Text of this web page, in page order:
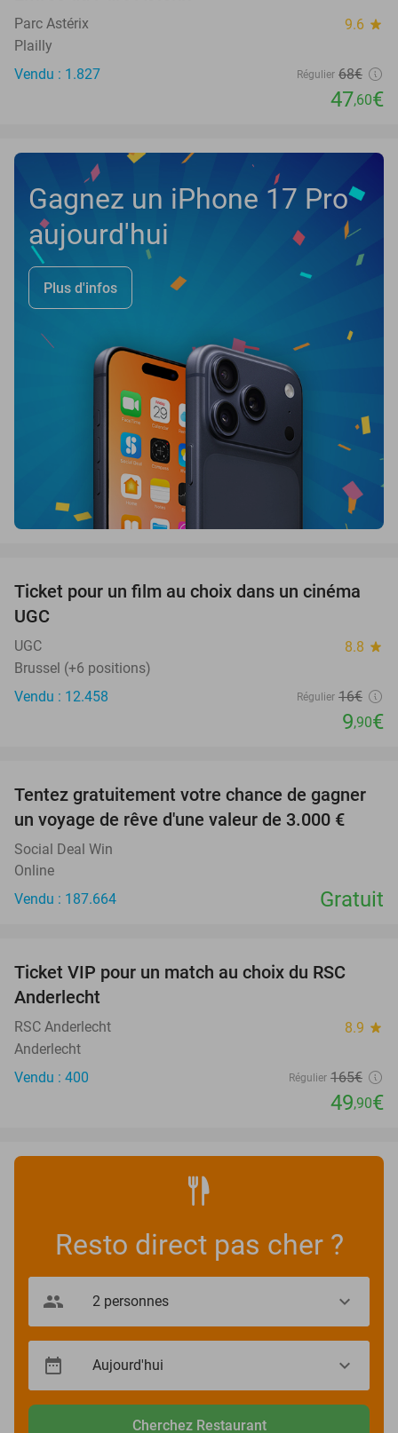
TODAY
Parc Astérix 9.6 star
Plailly
Vendu : 1.827
Régulier 68€
47,60€
Gagnez un iPhone 17 Pro
aujourd'hui
Plus d'infos
38%
Ticket pour un film au choix dans un cinéma
UGC
UGC 8.8 star
Brussel (+6 positions)
Vendu : 12.458
Régulier 16€
9,90€
Tentez gratuitement votre chance de gagner
un voyage de rêve d'une valeur de 3.000 €
Social Deal Win
Online
Vendu : 187.664
Gratuit
70%
OUT
Ticket VIP pour un match au choix du RSC
Anderlecht
RSC Anderlecht 8.9 star
Anderlecht
Vendu : 400
Régulier 165€
49,90€
Resto direct pas cher ?
Cherchez Restaurant